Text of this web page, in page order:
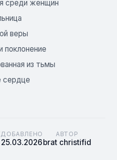
среди женщин
веры
поклонение
из тьмы
сердце
ДОБАВЛЕНО
25.03.2026
АВТОР
brat christifid